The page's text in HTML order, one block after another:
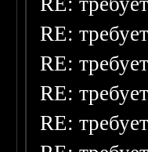
RE:
RE:
RE:
RE: